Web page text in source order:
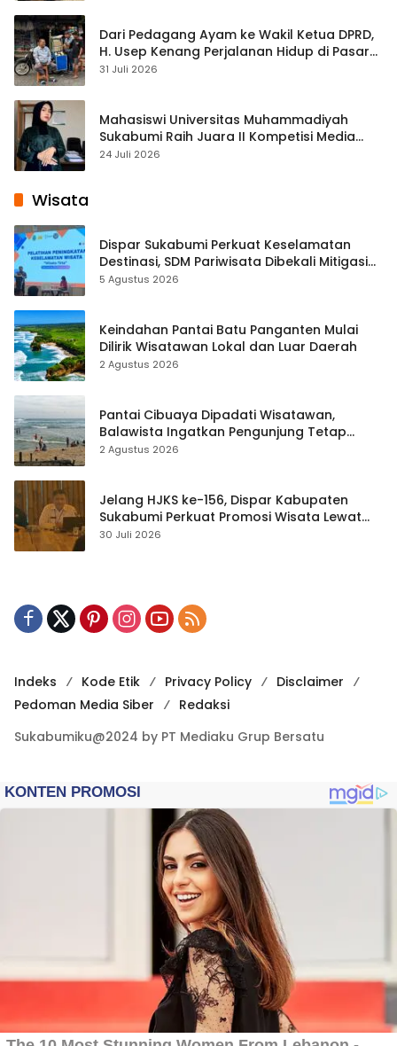
Dari Pedagang Ayam ke Wakil Ketua DPRD,
H. Usep Kenang Perjalanan Hidup di Pasar
Cisaat
31 Juli 2026
Mahasiswi Universitas Muhammadiyah
Sukabumi Raih Juara II Kompetisi Media
Pembelajaran Digital Tingkat Internasional
24 Juli 2026
Wisata
Dispar Sukabumi Perkuat Keselamatan
Destinasi, SDM Pariwisata Dibekali Mitigasi
hingga Teknik Evakuasi
5 Agustus 2026
Keindahan Pantai Batu Panganten Mulai
Dilirik Wisatawan Lokal dan Luar Daerah
2 Agustus 2026
Pantai Cibuaya Dipadati Wisatawan,
Balawista Ingatkan Pengunjung Tetap
Waspada
2 Agustus 2026
Jelang HJKS ke-156, Dispar Kabupaten
Sukabumi Perkuat Promosi Wisata Lewat
Publikasi Digital
30 Juli 2026
Indeks Kode Etik Privacy Policy
Disclaimer
Pedoman Media Siber
Redaksi
Sukabumiku@2024 by PT Mediaku Grup Bersatu